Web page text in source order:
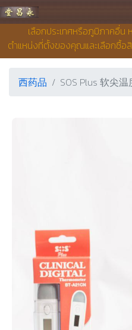
เลือกประเทศหรือภูมิภาคอื่น
ตำแหน่งที่ตั้งของคุณและเลือกซื้อ
永昌堂药店
西药品 SOS Plus 软尖